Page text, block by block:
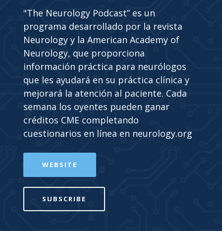
"The Neurology Podcast” es un
programa desarrollado por la revista
Neurology y la American Academy of
Neurology, que proporciona
información práctica para neurólogos
que les ayudará en su práctica clínica y
mejorará la atención al paciente. Cada
semana los oyentes pueden ganar
créditos CME completando
cuestionarios en línea en neurology.org
WEBSITE
SUBSCRIBE